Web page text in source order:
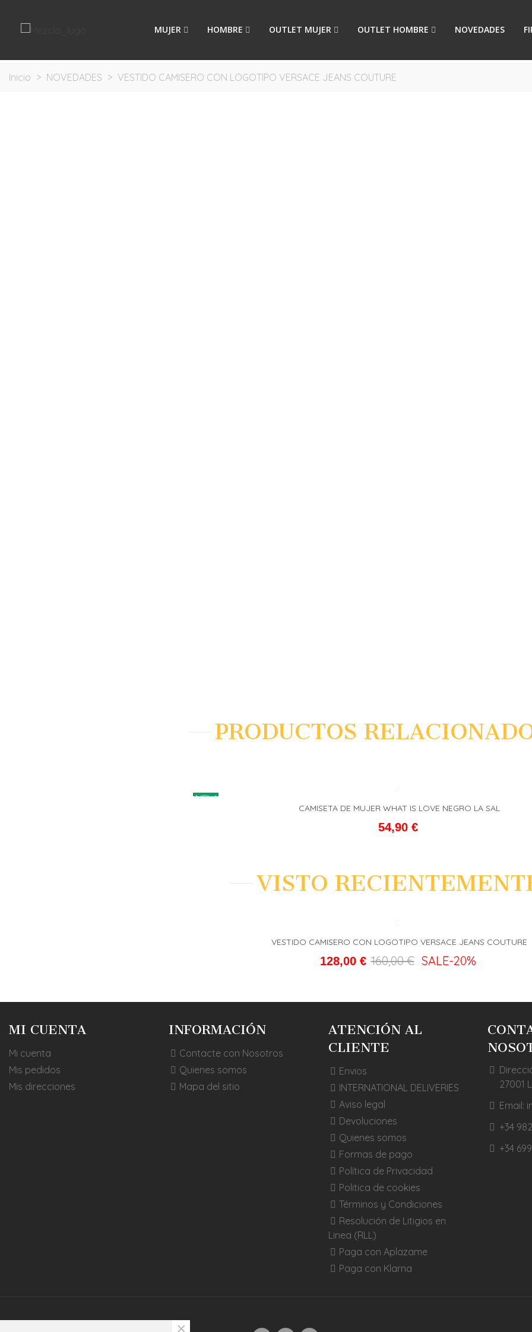
MUJER HOMBRE OUTLET MUJER OUTLET HOMBRE NOVEDADES
Inicio > NOVEDADES > VESTIDO CAMISERO CON LOGOTIPO VERSACE JEANS COUTURE
PRODUCTOS
NEW
AÑADIR AL CARRITO FAVORITO
CAMISETA DE MUJER WHAT IS LOVE NEGRO LA SAL
54,90 €
VISTO
AÑADIR AL CARRITO FAVORITO ADD TO
VESTIDO CAMISERO CON LOGOTIPO VERSACE JEANS COUTURE
128,00 € 160,00 € SALE-20%
MI CUENTA
Mi cuenta
Mis pedidos
Mis direcciones
INFORMACIÓN
Contacte con Nosotros
Quienes somos
Mapa del sitio
ATENCIÓN AL
CLIENTE
Envios
INTERNATIONAL DELIVERIES
Aviso legal
Devoluciones
Quienes somos
Formas de pago
Política de Privacidad
Politica de cookies
Términos y Condiciones
Resolución de Litigios en
Linea (RLL)
Paga con Aplazame
Paga con Klarna
27001
Email:
+34
+34